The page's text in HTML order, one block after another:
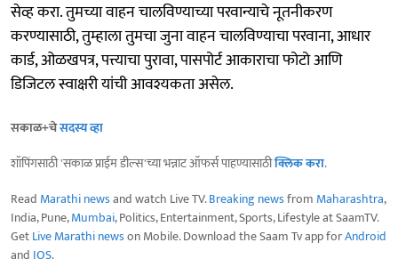
सेव्ह करा. तुमच्या वाहन चालविण्याच्या परवान्याचे नूतनीकरण
करण्यासाठी, तुम्हाला तुमचा जुना वाहन चालविण्याचा परवाना, आधार
कार्ड, ओळखपत्र, पत्त्याचा पुरावा, पासपोर्ट आकाराचा फोटो आणि
डिजिटल स्वाक्षरी यांची आवश्यकता असेल.
सकाळ+चेसदस्य व्हा
शॉपिंगसाठी 'सकाळ प्राईम डील्स'च्या भन्नाट ऑफर्स पाहण्यासाठीक्लिक करा.
Read Marathi newsand watch Live TV.Breaking newsfrom Maharashtra,
India, Pune,Mumbai, Politics, Entertainment, Sports, Lifestyle at SaamTV.
GetLive Marathi newson Mobile. Download the Saam Tv app forAndroid
and IOS.